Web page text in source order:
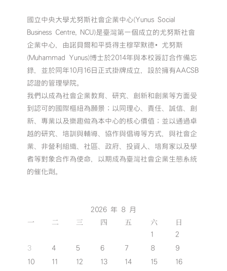
國立中央大學尤努斯社會企業中心(Yunus Social
Business Centre, NCU)是臺灣第一個成立的尤努斯社會
企業中心，由諾貝爾和平獎得主穆罕默德•尤努斯
(Muhammad Yunus)博士於2014年與本校簽訂合作備忘
錄，並於同年10月16日正式掛牌成立，設於擁有AACSB
認證的管理學院。
我們以成為社會企業教育、研究、創新和創業等方面受
到認可的國際樞紐為願景；以同理心、責任、誠信、創
新、專業以及樂趣做為本中心的核心價值；並以通過卓
越的研究、培訓與輔導、協作與倡導等方式，與社會企
業、非營利組織、社區、政府、投資人、培育家以及學
者等對象合作為使命，以期成為臺灣社會企業生態系統
的催化劑。
2026 年 8 月
一 二 三 四 五 六 日
1
2
3
4 5 6 7 8
9
10
11 12 13 14 15
16